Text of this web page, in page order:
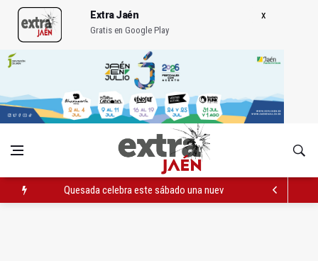
Extra Jaén
Gratis en Google Play
Quesada celebra este sábado una nueva jornada de Orgullo